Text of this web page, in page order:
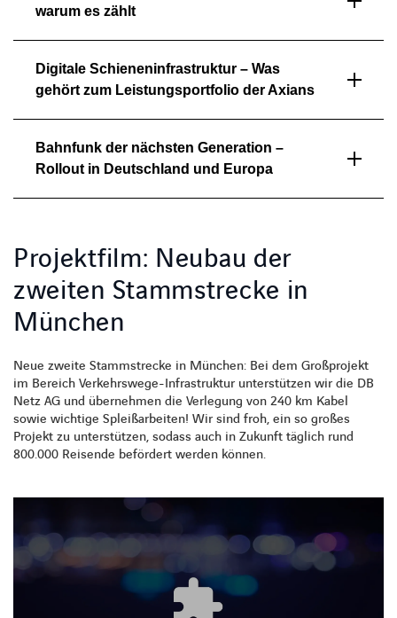
warum es zählt
Digitale Schieneninfrastruktur – Was
gehört zum Leistungsportfolio der Axians
Bahnfunk der nächsten Generation –
Rollout in Deutschland und Europa
Projektfilm: Neubau der
zweiten Stammstrecke in
München
Neue zweite Stammstrecke in München: Bei dem Großprojekt
im Bereich Verkehrswege-Infrastruktur unterstützen wir die DB
Netz AG und übernehmen die Verlegung von 240 km Kabel
sowie wichtige Spleißarbeiten! Wir sind froh, ein so großes
Projekt zu unterstützen, sodass auch in Zukunft täglich rund
800.000 Reisende befördert werden können.